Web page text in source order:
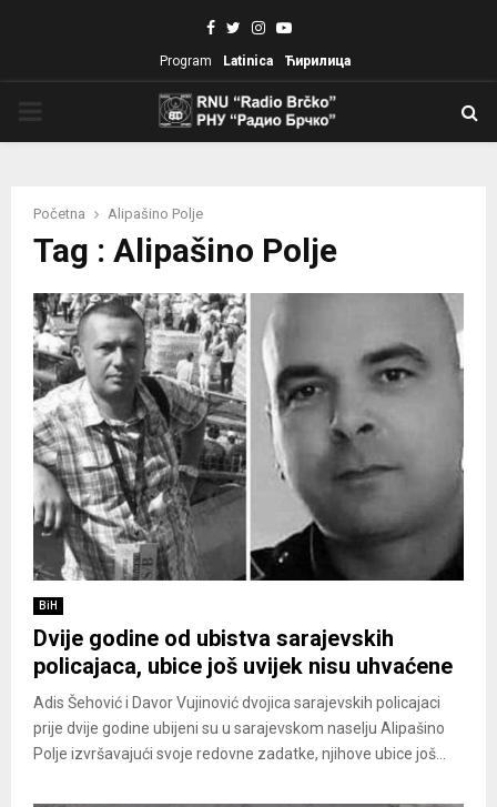
Facebook
TwitterInstagram
Youtube
Program Latinica Ћирилица
Početna Alipašino Polje
Tag : Alipašino Polje
BiH
Dvije godine od ubistva sarajevskih
policajaca, ubice još uvijek nisu uhvaćene
Adis Šehović i Davor Vujinović dvojica sarajevskih policajaci
prije dvije godine ubijeni su u sarajevskom naselju Alipašino
Polje izvršavajući svoje redovne zadatke, njihove ubice još...